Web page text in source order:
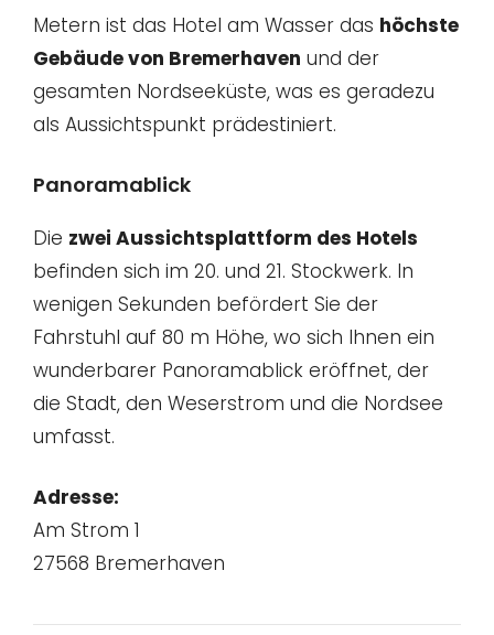
Metern ist das Hotel am Wasser das höchste
Gebäude von Bremerhaven und der
gesamten Nordseeküste, was es geradezu
als Aussichtspunkt prädestiniert.
Panoramablick
Die zwei Aussichtsplattform des Hotels
befinden sich im 20. und 21. Stockwerk. In
wenigen Sekunden befördert Sie der
Fahrstuhl auf 80 m Höhe, wo sich Ihnen ein
wunderbarer Panoramablick eröffnet, der
die Stadt, den Weserstrom und die Nordsee
umfasst.
Adresse:
Am Strom 1
27568 Bremerhaven